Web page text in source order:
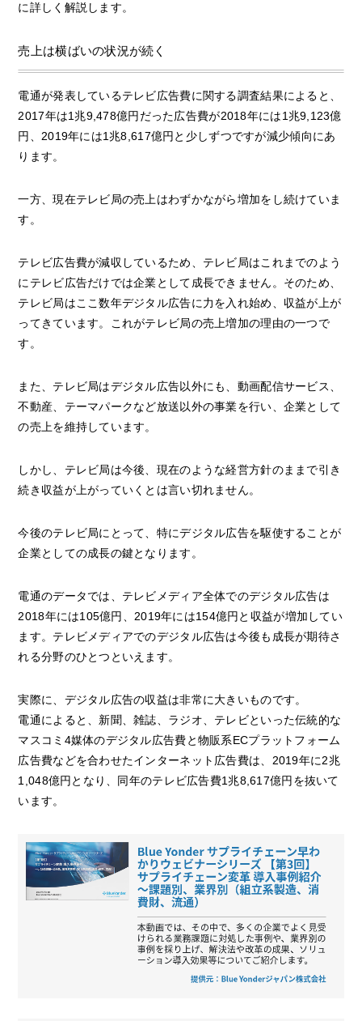
に詳しく解説します。
売上は横ばいの状況が続く
電通が発表しているテレビ広告費に関する調査結果によると、
2017年は1兆9,478億円だった広告費が2018年には1兆9,123億
円、2019年には1兆8,617億円と少しずつですが減少傾向にあ
ります。
一方、現在テレビ局の売上はわずかながら増加をし続けていま
す。
テレビ広告費が減収しているため、テレビ局はこれまでのよう
にテレビ広告だけでは企業として成長できません。そのため、
テレビ局はここ数年デジタル広告に力を入れ始め、収益が上が
ってきています。これがテレビ局の売上増加の理由の一つで
す。
また、テレビ局はデジタル広告以外にも、動画配信サービス、
不動産、テーマパークなど放送以外の事業を行い、企業として
の売上を維持しています。
しかし、テレビ局は今後、現在のような経営方針のままで引き
続き収益が上がっていくとは言い切れません。
今後のテレビ局にとって、特にデジタル広告を駆使することが
企業としての成長の鍵となります。
電通のデータでは、テレビメディア全体でのデジタル広告は
2018年には105億円、2019年には154億円と収益が増加してい
ます。テレビメディアでのデジタル広告は今後も成長が期待さ
れる分野のひとつといえます。
実際に、デジタル広告の収益は非常に大きいものです。
電通によると、新聞、雑誌、ラジオ、テレビといった伝統的な
マスコミ4媒体のデジタル広告費と物販系ECプラットフォーム
広告費などを合わせたインターネット広告費は、2019年に2兆
1,048億円となり、同年のテレビ広告費1兆8,617億円を抜いて
います。